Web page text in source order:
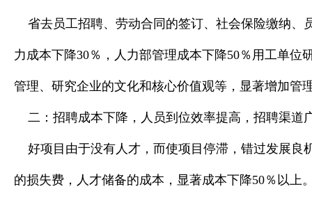
省去员工招聘、劳动合同的签订、社会保险缴纳、
力成本下降30％，人力部管理成本下降50％用工单位
管理、研究企业的文化和核心价值观等，显著增加管
二：招聘成本下降，人员到位效率提高，招聘渠道
好项目由于没有人才，而使项目停滞，错过发展良
的损失费，人才储备的成本，显著成本下降50％以上